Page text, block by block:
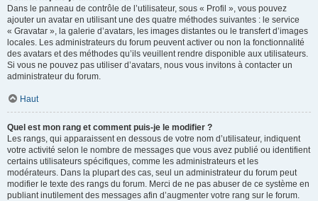
Dans le panneau de contrôle de l’utilisateur, sous « Profil », vous pouvez
ajouter un avatar en utilisant une des quatre méthodes suivantes : le service
« Gravatar », la galerie d’avatars, les images distantes ou le transfert d’images
locales. Les administrateurs du forum peuvent activer ou non la fonctionnalité
des avatars et des méthodes qu’ils veuillent rendre disponible aux utilisateurs.
Si vous ne pouvez pas utiliser d’avatars, nous vous invitons à contacter un
administrateur du forum.
Haut
Quel est mon rang et comment puis-je le modifier ?
Les rangs, qui apparaissent en dessous de votre nom d’utilisateur, indiquent
votre activité selon le nombre de messages que vous avez publié ou identifient
certains utilisateurs spécifiques, comme les administrateurs et les
modérateurs. Dans la plupart des cas, seul un administrateur du forum peut
modifier le texte des rangs du forum. Merci de ne pas abuser de ce système en
publiant inutilement des messages afin d’augmenter votre rang sur le forum.